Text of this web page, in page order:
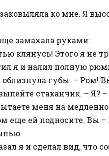
ко мне. Я
замахала руками:
клянусь! Этого я не
я и налил полную
облизнула губы. – Ром!
стаканчик. – Я?
меня на
еще ей подносите. Вы
я и сделал вид, что